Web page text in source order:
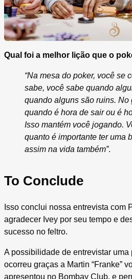
Qual foi a melhor lição que o
“Na mesa do poker, você se
sabe, você sabe quando
quando alguns são ruins. No
quando é hora de sair ou é
Isso mantém você jogando.
quanto é importante ter uma
assim na vida também”.
To Conclude
Isso conclui nossa entrevista com
agradecer Ivey por seu tempo e
sucesso no feltro.
A possibilidade de entrevistar uma
ocorreu graças a Martin “Franke”
apresentou no Bombay Club, e